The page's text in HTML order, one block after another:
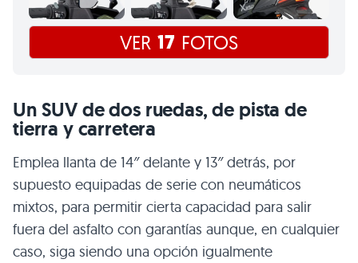
VER 17 FOTOS
Un SUV de dos ruedas, de pista de
tierra y carretera
Emplea llanta de 14″ delante y 13″ detrás, por
supuesto equipadas de serie con neumáticos
mixtos, para permitir cierta capacidad para salir
fuera del asfalto con garantías aunque, en cualquier
caso, siga siendo una opción igualmente